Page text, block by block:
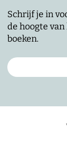
Schrijf je in
de hoogte
boeken.